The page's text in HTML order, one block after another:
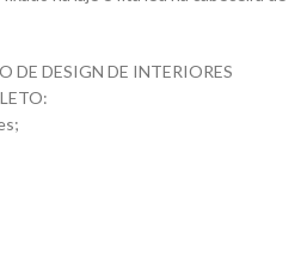
DE DESIGN DE INTERIORES